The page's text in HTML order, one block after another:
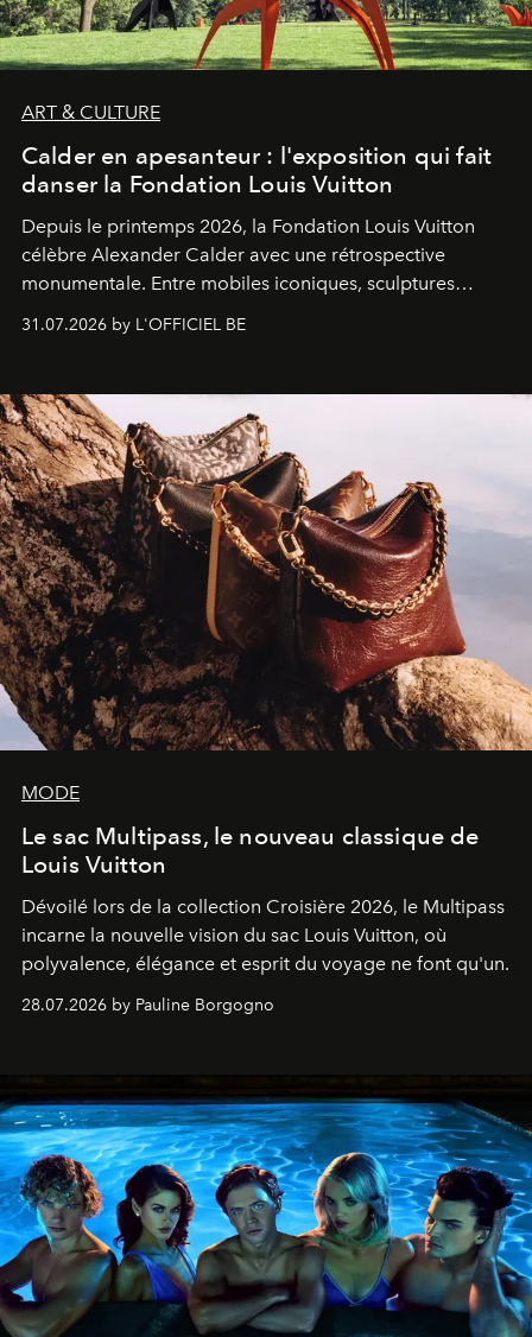
ART & CULTURE
Calder en apesanteur : l'exposition qui fait
danser la Fondation Louis Vuitton
Depuis le printemps 2026, la Fondation Louis Vuitton
célèbre Alexander Calder avec une rétrospective
monumentale. Entre mobiles iconiques, sculptures
monumentales et poésie du mouvement, l'artiste
américain investit les espaces imaginés par Frank Gehry
sculpture.
31.07.2026 by L'OFFICIEL BE
MODE
Le sac Multipass, le nouveau classique de
Louis Vuitton
Dévoilé lors de la collection Croisière 2026, le Multipass
incarne la nouvelle vision du sac Louis Vuitton, où
polyvalence, élégance et esprit du voyage ne font qu'un.
28.07.2026 by Pauline Borgogno